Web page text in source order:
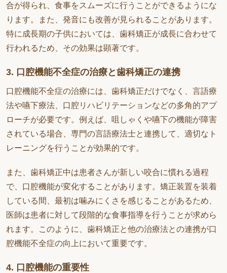
合が得られ、食事をスムーズに行うことができるようにな
ります。また、発音にも改善が見られることがあります。
特に成長期の子供においては、歯科矯正が成長に合わせて
行われるため、その効果は顕著です。
3. 口腔機能不全症の治療と歯科矯正の連携
口腔機能不全症の治療には、歯科矯正だけでなく、言語療
法や嚥下療法、口腔リハビリテーションなどの多角的アプ
ローチが必要です。例えば、咀しゃくや嚥下の機能が障害
されている場合、専門の言語療法士と連携して、適切なト
レーニングを行うことが効果的です。
また、歯科矯正中は患者さんが新しい咬合に慣れる過程
で、口腔機能が変化することがあります。矯正装置を装着
している間、最初は噛みにくさを感じることがあるため、
医師は患者に対して段階的な食事指導を行うことが求めら
れます。このように、歯科矯正と他の治療法との連携が口
腔機能不全症の向上において重要です。
4. 口腔機能の重要性